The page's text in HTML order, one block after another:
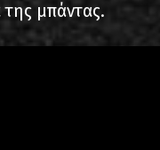
της μπάντας.